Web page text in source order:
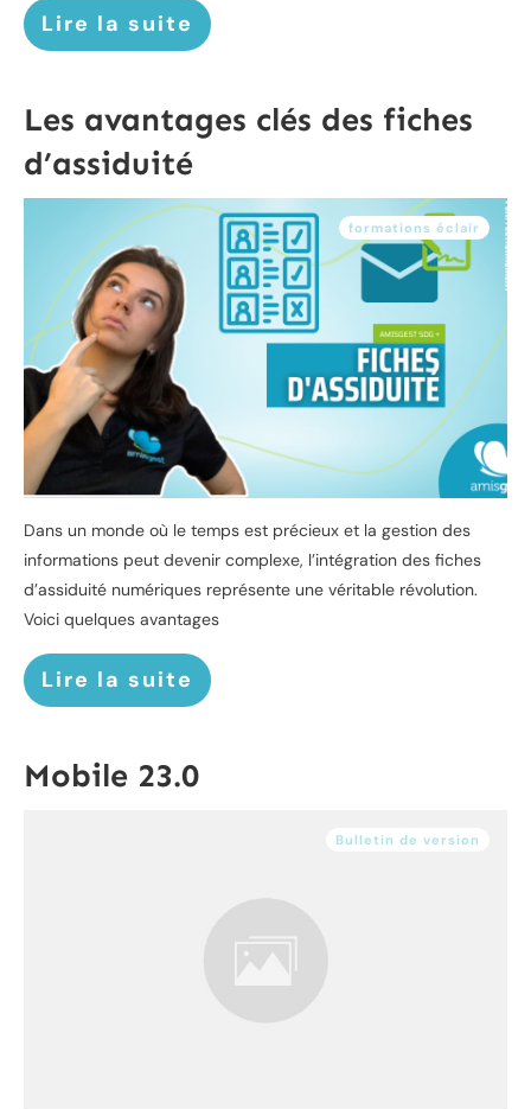
Lire la suite
Les avantages clés des fiches
d’assiduité
formations éclair
Dans un monde où le temps est précieux et la gestion des
informations peut devenir complexe, l’intégration des fiches
d’assiduité numériques représente une véritable révolution.
Voici quelques avantages
Lire la suite
Mobile 23.0
Bulletin de version